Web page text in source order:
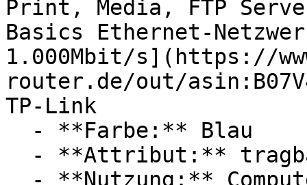
Print, Media, FTP
Basics Ethernet-
1.000Mbit/s](https://
router.de/out/
TP-Link